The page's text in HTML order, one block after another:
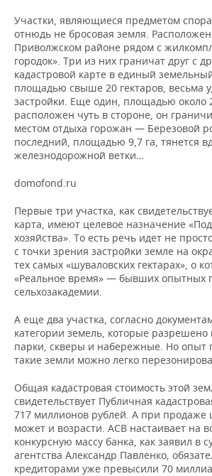
Участки, являющиеся предметом
отнюдь не бросовая земля.
Приволжском районе рядом с
городок». Три из них граничат друг с
кадастровой карте в единый
площадью свыше 20 гектаров, весьма
застройки. Еще один, площадью около
расположен чуть в стороне, он
местом отдыха горожан — Березовой
последний, площадью 9,7 га, тянется
железнодорожной ветки…
domofond.ru
Первые три участка, как
карта, имеют целевое назначение
хозяйства». То есть речь идет не
с точки зрения застройки земле на
тех самых «шуваловских гектарах», о
«Реальное время» — бывших опытных
сельхозакадемии.
А еще два участка, согласно
категории земель, которые разрешено
парки, скверы и набережные. Но опыт
такие земли можно легко
Общая кадастровая стоимость этой
свидетельствует Публичная
717 миллионов рублей. А при продаже
может и возрасти. АСВ настаивает на
конкурсную массу банка, как заявил в
агентства Александр Павленко,
кредиторами уже превысили 70